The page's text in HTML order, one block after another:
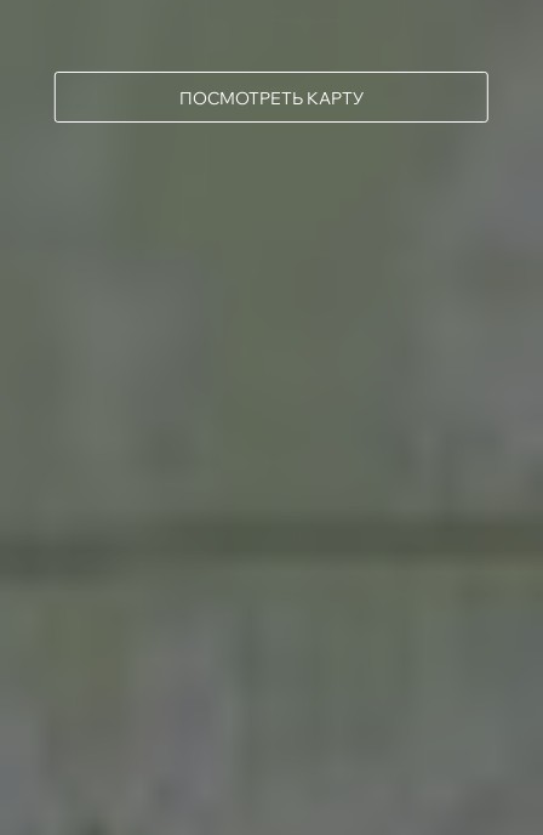
ПОСМОТРЕТЬ КАРТУ